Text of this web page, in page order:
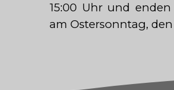
15:00 Uhr und
am Ostersonntag, den